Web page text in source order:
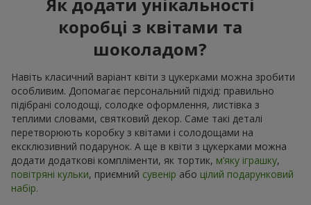
Як додати унікальності
коробці з квітами та
шоколадом?
Навіть класичний варіант квіти з цукерками можна зробити
особливим. Допомагає персональний підхід: правильно
підібрані солодощі, солодке оформлення, листівка з
теплими словами, святковий декор. Саме такі деталі
перетворюють коробку з квітами і солодощами на
ексклюзивний подарунок. А ще в квіти з цукерками можна
додати додаткові компліменти, як тортик, м’яку іграшку,
повітряні кульки, приємний сувенір або цілий подарунковий
набір.